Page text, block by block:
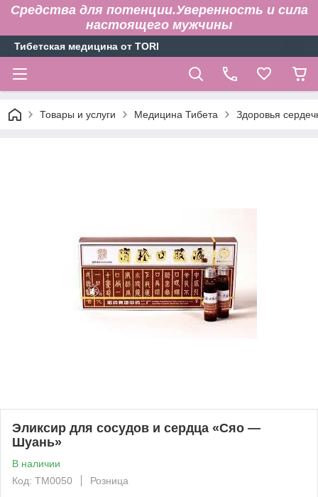
Средства для потенции.Уверенность и сила
настоящего мужчины
Тибетская медицина от TORI
Товары и услуги Медицина Тибета Здоровья
Эликсир для сосудов и сердца «Сяо —
Шуань»
В наличии
Код: ТМ0050
Розница